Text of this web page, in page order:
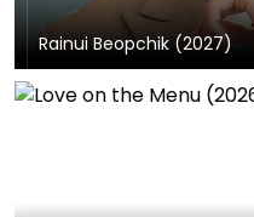
Rainui Beopchik (2027)